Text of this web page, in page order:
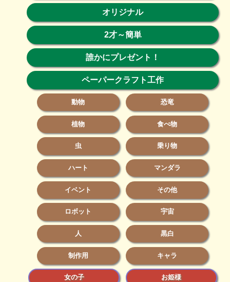
オリジナル
2才～簡単
誰かにプレゼント！
ペーパークラフト工作
動物 恐竜
植物 食べ物
虫 乗り物
ハート マンダラ
イベント その他
ロボット 宇宙
人 黒白
制作用 キャラ
女の子 お姫様